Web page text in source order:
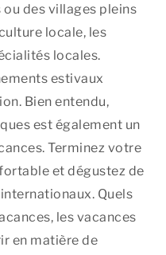
des villages pleins
locale, les
locales.
estivaux
Bien entendu,
est également un
Terminez votre
et dégustez de
Quels
les vacances
en matière de